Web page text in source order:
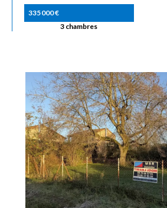
335 000 €
3 chambres